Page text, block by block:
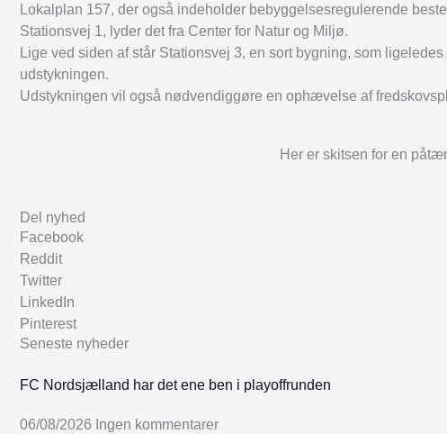
Lokalplan 157, der også indeholder bebyggelsesregulerende
Stationsvej 1, lyder det fra Center for Natur og Miljø.
Lige ved siden af står Stationsvej 3, en sort bygning, som
udstykningen.
Udstykningen vil også nødvendiggøre en ophævelse af
Her er skitsen for en
Del nyhed
Facebook
Reddit
Twitter
LinkedIn
Pinterest
Seneste nyheder
FC Nordsjælland har det ene ben i playoffrunden
06/08/2026 Ingen kommentarer